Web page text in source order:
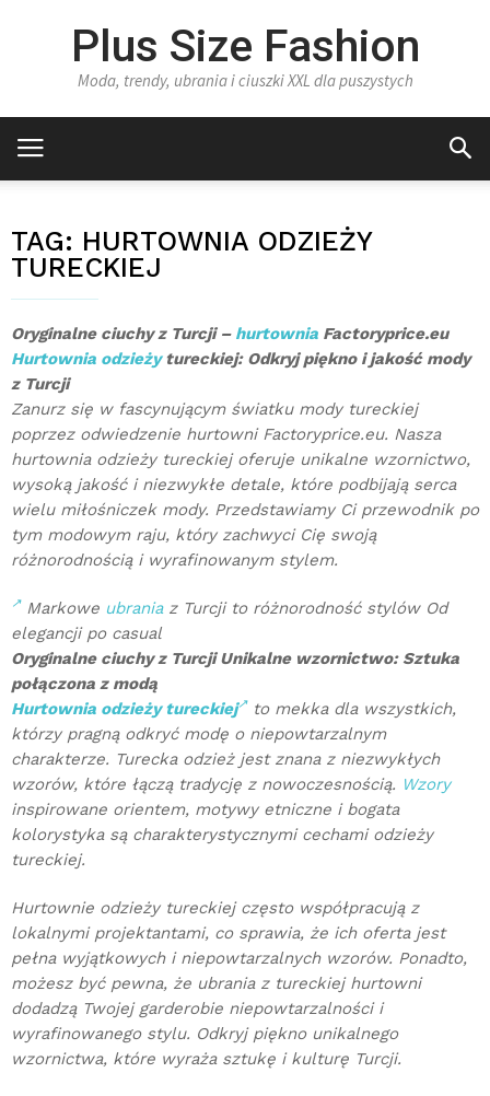
Plus Size Fashion
Moda, trendy, ubrania i ciuszki XXL dla puszystych
TAG: HURTOWNIA ODZIEŻY
TURECKIEJ
Oryginalne ciuchy z Turcji – hurtownia Factoryprice.eu
Hurtownia odzieżytureckiej: Odkryj piękno i jakość mody
z Turcji
Zanurz się w fascynującym światku mody tureckiej
poprzez odwiedzenie hurtowni Factoryprice.eu. Nasza
hurtownia odzieży tureckiej oferuje unikalne wzornictwo,
wysoką jakość i niezwykłe detale, które podbijają serca
wielu miłośniczek mody. Przedstawiamy Ci przewodnik po
tym modowym raju, który zachwyci Cię swoją
różnorodnością i wyrafinowanym stylem.
Markowe ubraniaz Turcji to różnorodność stylów Od
elegancji po casual
Oryginalne ciuchy z Turcji Unikalne wzornictwo: Sztuka
połączona z modą
Hurtownia odzieży tureckiej to mekka dla wszystkich,
którzy pragną odkryć modę o niepowtarzalnym
charakterze. Turecka odzież jest znana z niezwykłych
wzorów, które łączą tradycję z nowoczesnością. Wzory
inspirowane orientem, motywy etniczne i bogata
kolorystyka są charakterystycznymi cechami odzieży
tureckiej.
Hurtownie odzieży tureckiej często współpracują z
lokalnymi projektantami, co sprawia, że ich oferta jest
pełna wyjątkowych i niepowtarzalnych wzorów. Ponadto,
możesz być pewna, że ubrania z tureckiej hurtowni
dodadzą Twojej garderobie niepowtarzalności i
wyrafinowanego stylu. Odkryj piękno unikalnego
wzornictwa, które wyraża sztukę i kulturę Turcji.